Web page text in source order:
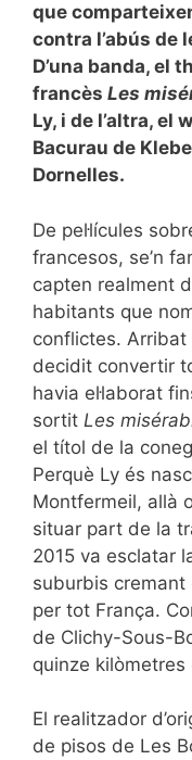
que
contra l’abús de
D’una banda, el
francès Les
Ly, i de l’altra,
Bacurau de
Dornelles.
De pel·lícules
francesos, se’n
capten realment
habitants que
conflictes. Arribat
decidit convertir
havia el·laborat
sortit Les
el títol de la
Perquè Ly és
Montfermeil, allà
situar part de la
2015 va esclatar
suburbis cremant
per tot França.
de Clichy-Sous-
quinze kilòmetres
El realitzador
de pisos de Les